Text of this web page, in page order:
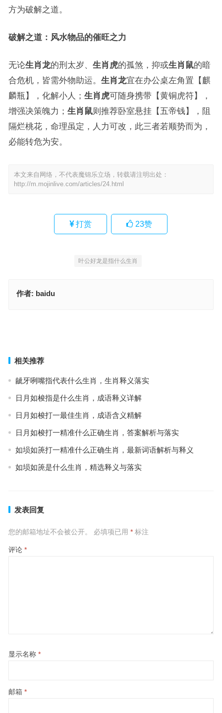
方为破解之道。
破解之道：风水物品的催旺之力
无论生肖龙的刑太岁、 生肖虎的孤煞，抑或生肖鼠的暗
合危机，皆需外物助运。 生肖龙宜在办公桌左角置【麒
麟瓶】，化解小人； 生肖虎可随身携带【黄铜虎符】，
增强决策魄力； 生肖鼠则推荐卧室悬挂【五帝钱】，阻
隔烂桃花，命理虽定，人力可改，此三者若顺势而为，
必能转危为安。
本文来自网络，不代表魔锦乐立场，转载请注明出处：
http://m.mojinlive.com/articles/24.html
打赏 23赞
叶公好龙是指什么生肖
作者: baidu
相关推荐
龇牙咧嘴指代表什么生肖，生肖释义落实
日月如梭指是什么生肖，成语释义详解
日月如梭打一最佳生肖，成语含义精解
日月如梭打一精准什么正确生肖，答案解析与落实
如埙如箎打一精准什么正确生肖，最新词语解析与释义
如埙如箎是什么生肖，精选释义与落实
发表回复
您的邮箱地址不会被公开。 必填项已用 *标注
评论 *
显示名称 *
邮箱 *